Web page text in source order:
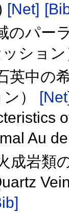
[Net]
のパー
ッショ
英中の
）
Au
成岩類